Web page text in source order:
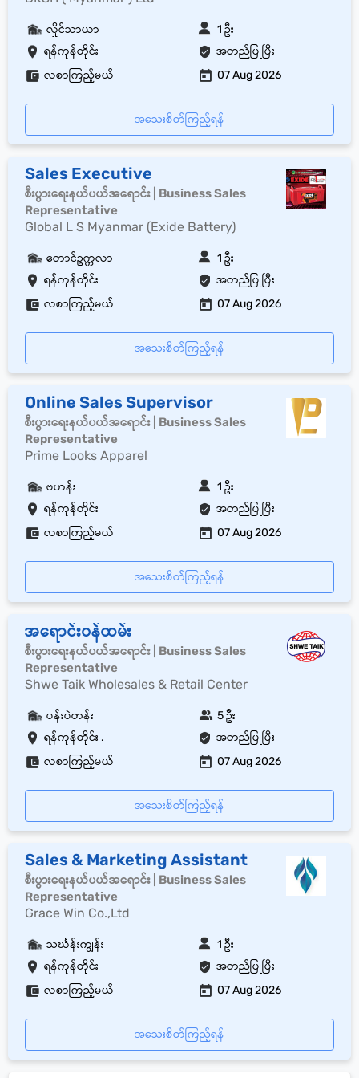
ရန်ကုန်တိုင်း အတည်ပြုပြီး
လှိုင်သာယာ 1 ဦး
လစာကြည့်မယ် 07 Aug 2026
အသေးစိတ်ကြည့်ရန်
Sales Executive
စီးပွားရေးနယ်ပယ်အရောင်း | Business Sales
Representative
Global L S Myanmar (Exide Battery)
ရန်ကုန်တိုင်း အတည်ပြုပြီး
တောင်ဥက္ကလာ 1 ဦး
လစာကြည့်မယ် 07 Aug 2026
အသေးစိတ်ကြည့်ရန်
Online Sales Supervisor
စီးပွားရေးနယ်ပယ်အရောင်း | Business Sales
Representative
Prime Looks Apparel
ရန်ကုန်တိုင်း အတည်ပြုပြီး
ဗဟန်း 1 ဦး
လစာကြည့်မယ် 07 Aug 2026
အသေးစိတ်ကြည့်ရန်
အရောင်းဝန်ထမ်း
စီးပွားရေးနယ်ပယ်အရောင်း | Business Sales
Representative
Shwe Taik Wholesales & Retail Center
ရန်ကုန်တိုင်း . အတည်ပြုပြီး
ပန်းပဲတန်း 5 ဦး
လစာကြည့်မယ် 07 Aug 2026
အသေးစိတ်ကြည့်ရန်
Sales & Marketing Assistant
စီးပွားရေးနယ်ပယ်အရောင်း | Business Sales
Representative
Grace Win Co.,Ltd
ရန်ကုန်တိုင်း အတည်ပြုပြီး
သင်္ဃန်းကျွန်း 1 ဦး
လစာကြည့်မယ် 07 Aug 2026
အသေးစိတ်ကြည့်ရန်